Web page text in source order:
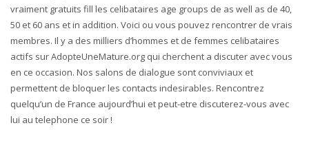
vraiment gratuits fill les celibataires age groups de as well as de 40,
50 et 60 ans et in addition. Voici ou vous pouvez rencontrer de vrais
membres. Il y a des milliers d’hommes et de femmes celibataires
actifs sur AdopteUneMature.org qui cherchent a discuter avec vous
en ce occasion. Nos salons de dialogue sont conviviaux et
permettent de bloquer les contacts indesirables. Rencontrez
quelqu’un de France aujourd’hui et peut-etre discuterez-vous avec
lui au telephone ce soir !